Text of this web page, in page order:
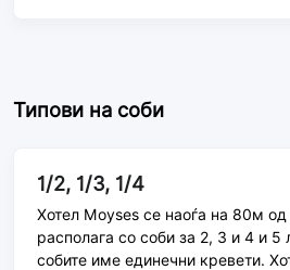
Типови на соби
1/2, 1/3, 1/4
Хотел Мoyses се наоѓа на 80м од
располага со соби за 2, 3 и 4 и 5
собите име единечни кревети.